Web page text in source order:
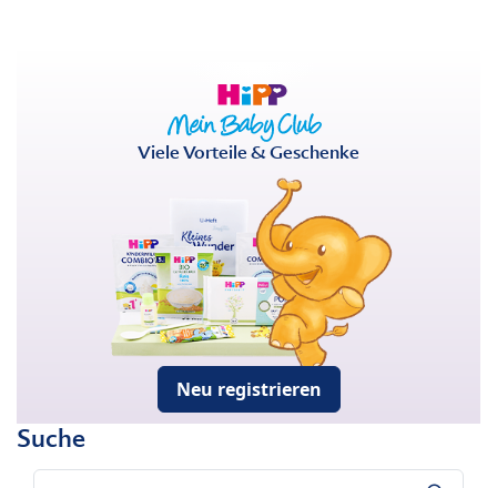
Viele Vorteile & Geschenke
Neu registrieren
Suche